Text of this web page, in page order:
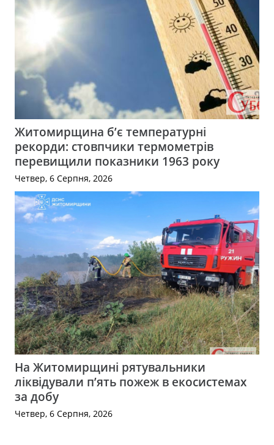
Житомирщина б’є температурні
рекорди: стовпчики термометрів
перевищили показники 1963 року
Четвер, 6 Серпня, 2026
На Житомирщині рятувальники
ліквідували п’ять пожеж в екосистемах
за добу
Четвер, 6 Серпня, 2026